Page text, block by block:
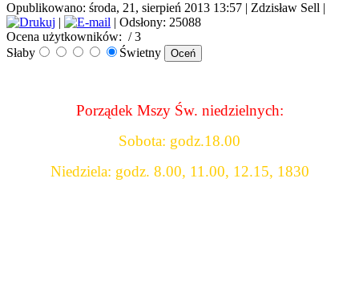
Opublikowano: środa, 21, sierpień 2013 13:57 | Zdzisław Sell |
|
| Odsłony: 25088
Ocena użytkowników: / 3
Słaby
Świetny
Porządek Mszy Św. niedzielnych:
Sobota: godz.18.00
Niedziela: godz. 8.00, 11.00, 12.15, 1830